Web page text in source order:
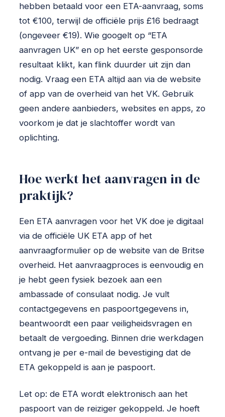
hebben betaald voor een ETA-aanvraag, soms
tot €100, terwijl de officiële prijs £16 bedraagt
(ongeveer €19). Wie googelt op “ETA
aanvragen UK” en op het eerste gesponsorde
resultaat klikt, kan flink duurder uit zijn dan
nodig. Vraag een ETA altijd aan via de website
of app van de overheid van het VK. Gebruik
geen andere aanbieders, websites en apps, zo
voorkom je dat je slachtoffer wordt van
oplichting.
Hoe werkt het aanvragen in de
praktijk?
Een ETA aanvragen voor het VK doe je digitaal
via de officiële UK ETA app of het
aanvraagformulier op de website van de Britse
overheid. Het aanvraagproces is eenvoudig en
je hebt geen fysiek bezoek aan een
ambassade of consulaat nodig. Je vult
contactgegevens en paspoortgegevens in,
beantwoordt een paar veiligheidsvragen en
betaalt de vergoeding. Binnen drie werkdagen
ontvang je per e-mail de bevestiging dat de
ETA gekoppeld is aan je paspoort.
Let op: de ETA wordt elektronisch aan het
paspoort van de reiziger gekoppeld. Je hoeft